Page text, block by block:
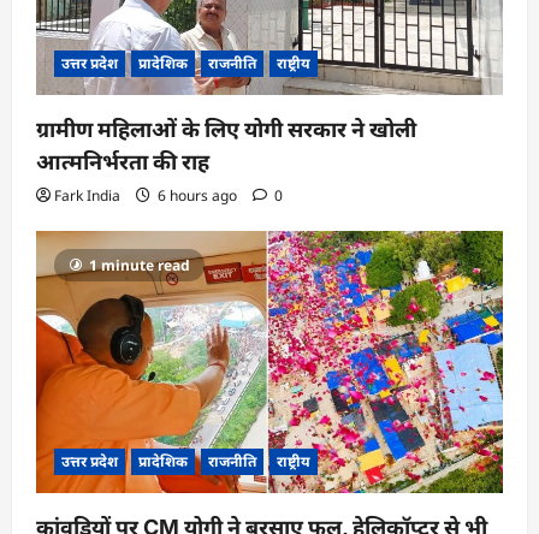
उत्तर प्रदेश प्रादेशिक राजनीति राष्ट्रीय
ग्रामीण महिलाओं के लिए योगी सरकार ने खोली
आत्मनिर्भरता की राह
Fark India 6 hours ago 0
1 minute read
उत्तर प्रदेश प्रादेशिक राजनीति राष्ट्रीय
कांवड़ियों पर CM योगी ने बरसाए फूल, हेलिकॉप्टर से भी